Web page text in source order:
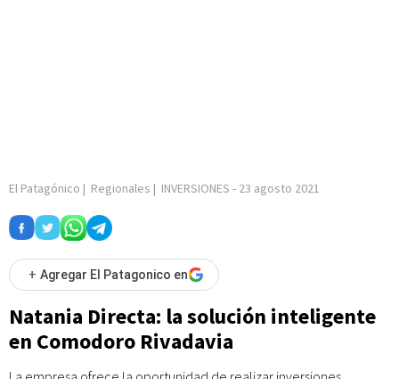
El Patagónico | Regionales | INVERSIONES - 23 agosto 2021
+ Agregar El Patagonico en
Natania Directa: la solución inteligente
en Comodoro Rivadavia